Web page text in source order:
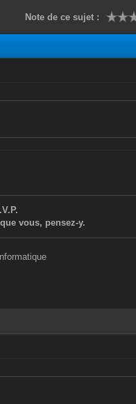
Note de ce sujet :
vous, pensez-y.